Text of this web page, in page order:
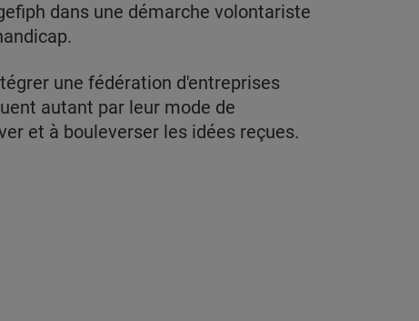
dans une démarche volontariste
une fédération d'entreprises
autant par leur mode de
et à bouleverser les idées reçues.